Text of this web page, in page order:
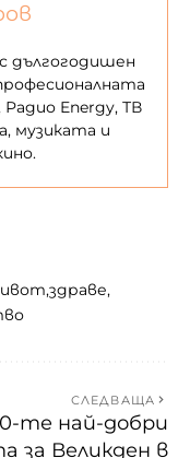
дългогодишен
Energy, ТВ
музиката и
здраве
СЛЕДВАЩА
те най-добри
за Великден в